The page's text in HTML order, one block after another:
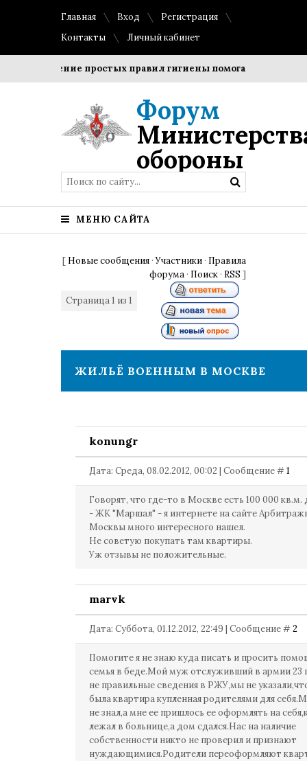
Главная Вход
Регистрация
Контакты
Личный кабинет
простых правил гигиены помогает сохранить
Форум
обороны
МЕНЮ САЙТА
[ Новые сообщения ·Участники · Правила
форума · Поиск · RSS ]
Страница1 из 1
ЖИЛЬЁ ВОЕННЫМ В МОСКВЕ
konungr
Дата: Среда, 08.02.2012, 00:02 | Сообщение #1
Говорят, что где-то в Москве есть 100 000 кв.м.
- ЖК "Маршал" - я интернете на сайте
Москвы много интересного нашел.
Не советую покупать там квартиры.
Уж отзывы не положительные.
marvk
Дата: Суббота, 01.12.2012, 22:49 | Сообщение #2
Помогите я не знаю куда писать и просить
семья в беде.Мой муж отслуживший в армии 23
не правильные сведения в РЖУ,мы не
была квартира купленная родителями для
не знал,а мне ее пришлось ее оформлять на
лежал в больнице,а дом сдался.Нас на наличие
собственности никто не проверил и признают
нуждающимися.Родители переоформляют